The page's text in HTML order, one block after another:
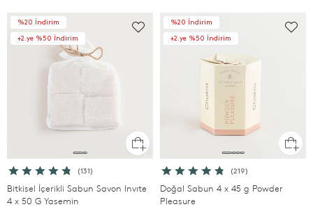
%20 İndirim
+2.ye %50 İndirim
(131)
Bitkisel İçerikli Sabun Savon Invıte
4 x 50 G Yasemin
%20 İndirim
+2.ye %50 İndirim
(219)
Doğal Sabun 4 x 45 g Powder
Pleasure